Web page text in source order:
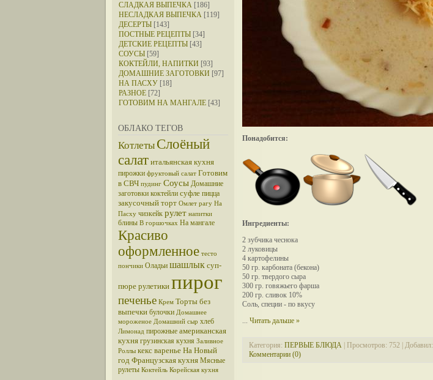
СЛАДКАЯ ВЫПЕЧКА [186]
НЕСЛАДКАЯ ВЫПЕЧКА [119]
ДЕСЕРТЫ [143]
ПОСТНЫЕ РЕЦЕПТЫ [34]
ДЕТСКИЕ РЕЦЕПТЫ [43]
СОУСЫ [59]
КОКТЕЙЛИ, НАПИТКИ [93]
ДОМАШНИЕ ЗАГОТОВКИ [97]
НА ПАСХУ [18]
РАЗНОЕ [72]
ГОТОВИМ НА МАНГАЛЕ [43]
ОБЛАКО ТЕГОВ
Котлеты Слоёный
салат итальянская кухня
пирожки фруктовый салат Готовим
в СВЧ пудинг Соусы Домашние
заготовки коктейли суфле пицца
закусочный торт Омлет рагу На
Пасху чизкейк рулет напитки
блины В горшочках На мангале
Красиво
оформленное тесто
пончики Оладьи шашлык суп-
пюре рулетики пирог
печенье Крем Торты без
выпечки булочки Домашнее
мороженое Домашний сыр хлеб
Лимонад пирожные американская
кухня грузинская кухня Заливное
Роллы кекс варенье На Новый
год Французская кухня Мясные
рулеты Коктейль Корейская кухня
Понадобится:
Ингредиенты:
2 зубчика чеснока
2 луковицы
4 картофелины
50 гр. карбоната (бекона)
50 гр. твердого сыра
300 гр. говяжьего фарша
200 гр. сливок 10%
Соль, специи - по вкусу
... Читать дальше »
Категория: ПЕРВЫЕ БЛЮДА | Просмотров: 752 | Добавил:
Комментарии (0)